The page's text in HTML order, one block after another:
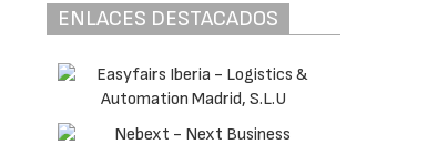
ENLACES DESTACADOS